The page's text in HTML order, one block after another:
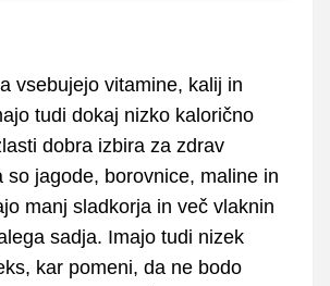
vsebujejo vitamine, kalij in
tudi dokaj nizko kalorično
dobra izbira za zdrav
so jagode, borovnice, maline in
manj sladkorja in več vlaknin
sadja. Imajo tudi nizek
kar pomeni, da ne bodo